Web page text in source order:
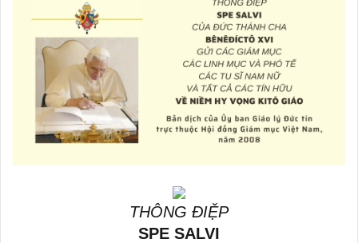
THÔNG ĐIỆP
SPE SALVI